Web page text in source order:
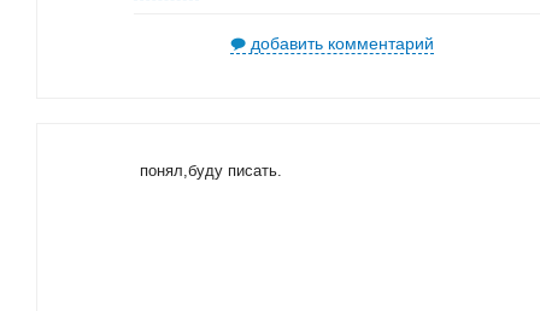
добавить комментарий
понял,буду писать.